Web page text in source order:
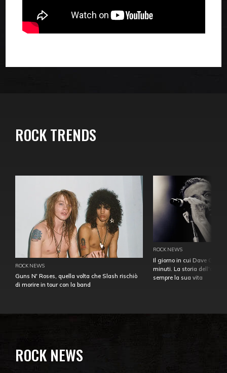
ROCK TRENDS
ROCK NEWS
Guns N' Roses, quella volta che Slash rischiò
di morire in tour con la band
ROCK NEWS
Il giorno in cui Dave
minuti. La storia
sempre la sua vita
ROCK NEWS